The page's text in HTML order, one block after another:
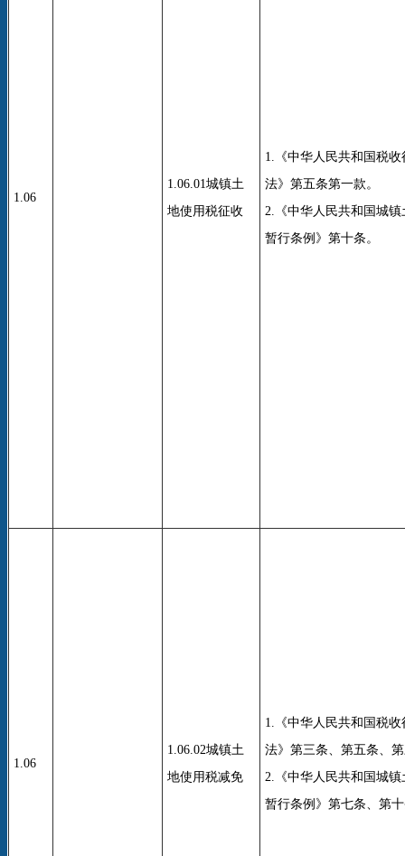
1.06
1.06.01城镇土
地使用税征收
1.《中华人民共和国税收
法》第五条第一款。
2.《中华人民共和国城
暂行条例》第十条。
1.06
1.06.02城镇土
地使用税减免
1.《中华人民共和国税收
法》第三条、第五条、
2.《中华人民共和国城
暂行条例》第七条、第